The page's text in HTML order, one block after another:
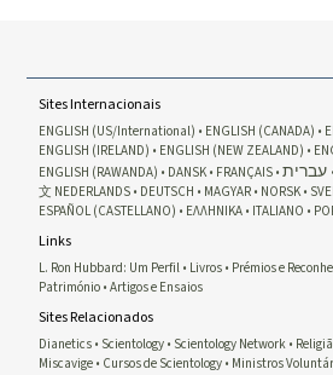
Sites Internacionais
ENGLISH (US/International) ENGLISH (CANADA)
ENGLISH (IRELAND)
ENGLISH (NEW ZEALAND)
ENGLISH (RAWANDA)
DANSK FRANÇAIS עברית
文 NEDERLANDS DEUTSCH MAGYAR NORSK
ESPAÑOL (CASTELLANO)
ΕΛΛΗΝΙΚA ITALIANO
Links
L. Ron Hubbard: Um Perfil Livros Prémios e
Património Artigos e Ensaios
Sites Relacionados
Dianetics Scientology Scientology Network
Miscavige Cursos de Scientology Ministros